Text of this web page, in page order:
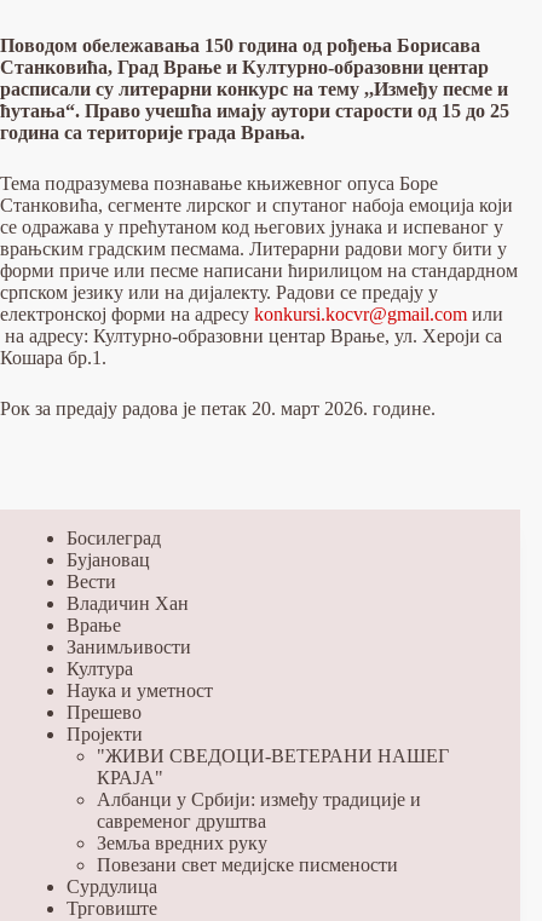
Поводом обележавања 150 година од рођења Борисава
Станковића, Град Врање и Културно-образовни центар
расписали су литерарни конкурс на тему ,,Између песме и
ћутања“. Право учешћа имају аутори старости од 15 до 25
година са територије града Врања.
Тема подразумева познавање књижевног опуса Боре
Станковића, сегменте лирског и спутаног набоја емоција који
се одражава у прећутаном код његових јунака и испеваног у
врањским градским песмама. Литерарни радови могу бити у
форми приче или песме написани ћирилицом на стандардном
српском језику или на дијалекту. Радови се предају у
електронској форми на адресу konkursi.kocvr@gmail.com или
на адресу: Културно-образовни центар Врање, ул. Хероји са
Кошара бр.1.
Рок за предају радова је петак 20. март 2026. године.
Босилеград
Бујановац
Вести
Владичин Хан
Врање
Занимљивости
Култура
Наука и уметност
Прешево
Пројекти
"ЖИВИ СВЕДОЦИ-ВЕТЕРАНИ НАШЕГ
КРАЈА"
Албанци у Србији: између традиције и
савременог друштва
Земља вредних руку
Повезани свет медијске писмености
Сурдулица
Трговиште